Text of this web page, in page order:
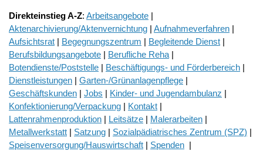
Direkteinstieg A-Z: Arbeitsangebote |
Aktenarchivierung/Aktenvernichtung | Aufnahmeverfahren |
Aufsichtsrat | Begegnungszentrum | Begleitende Dienst |
Berufsbildungsangebote | Berufliche Reha |
Botendienste/Poststelle | Beschäftigungs- und Förderbereich |
Dienstleistungen | Garten-/Grünanlagenpflege |
Geschäftskunden | Jobs | Kinder- und Jugendambulanz |
Konfektionierung/Verpackung | Kontakt |
Lattenrahmenproduktion | Leitsätze | Malerarbeiten |
Metallwerkstatt | Satzung | Sozialpädiatrisches Zentrum (SPZ) |
Speisenversorgung/Hauswirtschaft | Spenden |